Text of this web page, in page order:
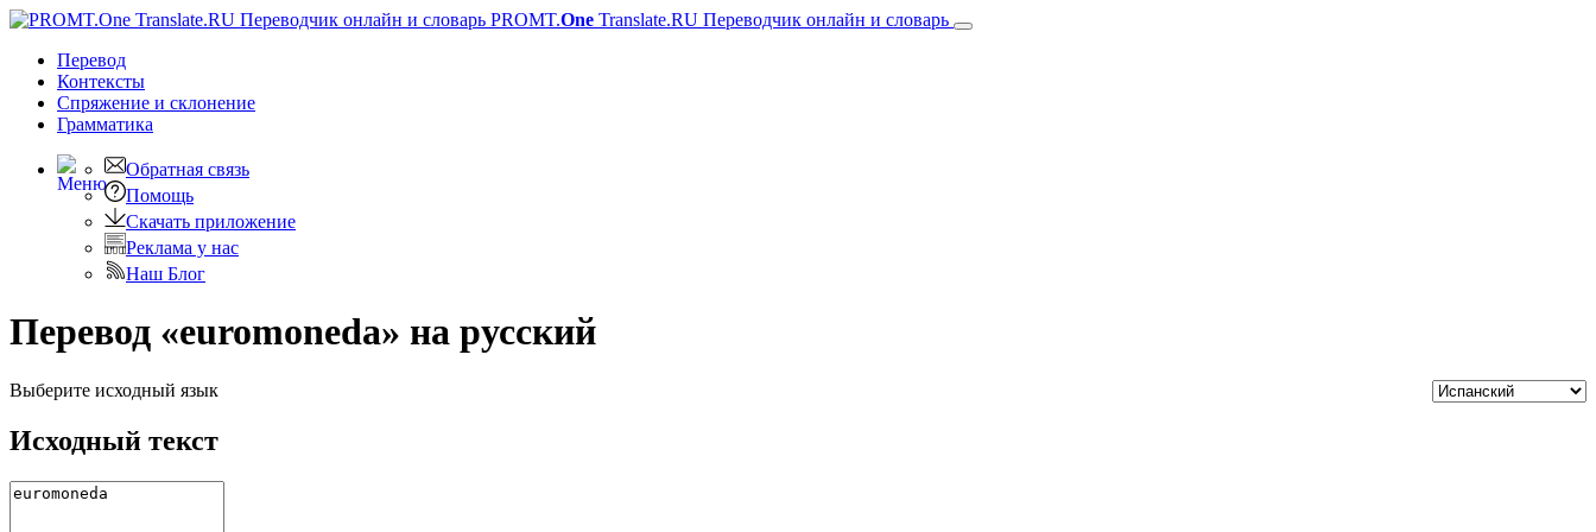
PROMT.One Translate.RU Переводчик онлайн и словарь
Перевод
Контексты
Спряжение и склонение
Грамматика
Обратная связь
Помощь
Скачать приложение
Реклама у нас
Наш Блог
Перевод «euromoneda» на русский
Выберите исходный язык
Исходный текст